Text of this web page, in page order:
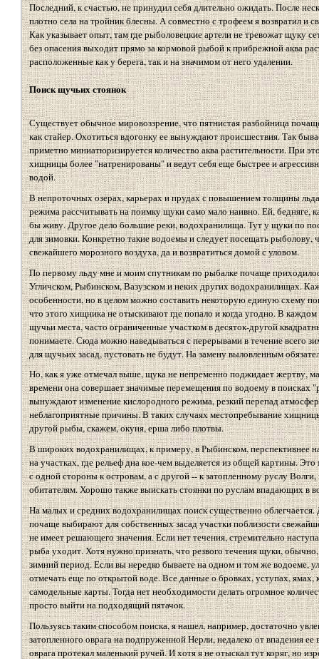
Последний, к счастью, не принудил себя длительно ожидать. После
плотно села на тройник блесны. А совместно с трофеем я возвратил
Как указывает опыт, там где рыболовецкие артели не тревожат щуку
без опасения выходит прямо за кормовой рыбой к прибрежной аква
расположенные как у берега, так и на значимом от него удалении.
Поиск щучьих стоянок
Существует обычное мировоззрение, что пятнистая разбойница
как стайер. Охотиться вдогонку ее вынуждают происшествия. Так
приметно миниатюризируется количество аква растительности. При
хищницы более "натренированы" и ведут себя еще быстрее и
водой.
В непроточных озерах, карьерах и прудах с повышением толщины
режима рассчитывать на поимку щуки само мало наивно. Ей, бедняге,
бы живу. Другое дело большие реки, водохранилища. Тут у щуки по
для зимовки. Конкретно такие водоемы и следует посещать рыболову,
свежайшего морозного воздуха, да и возвратиться домой с уловом.
По первому льду мне и моим спутникам по рыбалке почаще
Угличском, Рыбинском, Вазузском и неких других водохранилищах.
особенности, но в целом можно составить некоторую единую схему
что этого хищника не отыскивают где попало и когда угодно. В
щучьи места, часто ограниченные участком в десяток-другой
понимаете. Сюда можно наведываться с перерывами в течение всего
для щучьих засад, пустовать не будут. На замену выловленным
Но, как я уже отмечал выше, щука не непременно поджидает жертву,
времени она совершает значимые перемещения по водоему в поисках
вынуждают изменение кислородного режима, резкий перепад
неблагоприятные причины. В таких случаях местопребывание
другой рыбы, скажем, окуня, ерша либо плотвы.
В широких водохранилищах, к примеру, в Рыбинском, перспективнее
на участках, где рельеф дна кое-чем выделяется из общей картины.
с одной стороны к островам, а с другой -- к затопленному руслу
обитателям. Хорошо также выискать стоянки по руслам впадающих в
На малых и средних водохранилищах поиск существенно
почаще выбирают для собственных засад участки поблизости
не имеет решающего значения. Если нет течения, стремительно
рыба уходит. Хотя нужно признать, что резвого течения щуки,
зимний период. Если вы нередко бываете на одном и том же водоеме,
отмечать еще по открытой воде. Все данные о бровках, уступах, ямах,
самодельные карты. Тогда нет необходимости делать огромное
просто выйти на подходящий пятачок.
Пользуясь таким способом поиска, я нашел, например, достаточно
затопленного оврага на подпруженной Нерли, недалеко от впадения ее
оврага протекал маленький ручей. И хотя я не отыскал тут коряг, но